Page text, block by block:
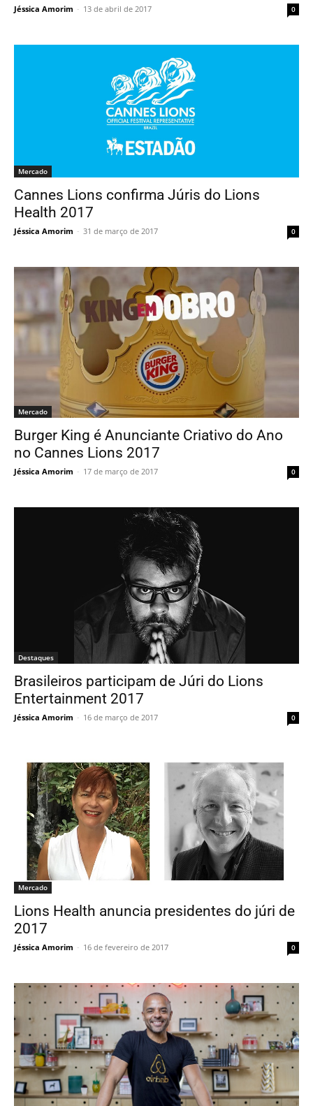
Jéssica Amorim - 13 de abril de 2017 0
Mercado
Cannes Lions confirma Júris do Lions
Health 2017
Jéssica Amorim - 31 de março de 2017 0
Mercado
Burger King é Anunciante Criativo do Ano
no Cannes Lions 2017
Jéssica Amorim - 17 de março de 2017 0
Destaques
Brasileiros participam de Júri do Lions
Entertainment 2017
Jéssica Amorim - 16 de março de 2017 0
Mercado
Lions Health anuncia presidentes do júri de
2017
Jéssica Amorim - 16 de fevereiro de 2017 0